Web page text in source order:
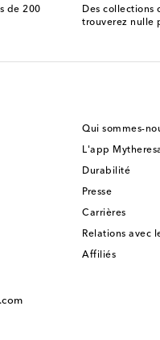
de 200
Des collections
trouverez nulle
Qui sommes-
L'app
Durabilité
Presse
Carrières
Relations avec
Affiliés